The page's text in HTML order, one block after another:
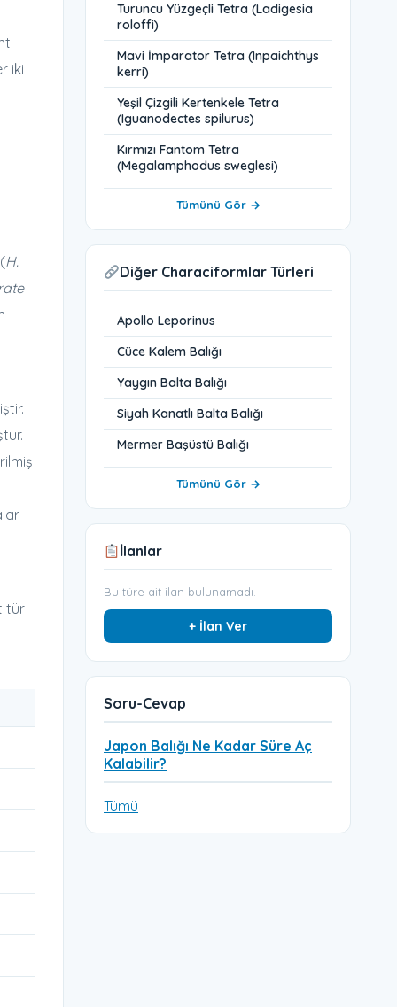
iki
H.
tür
Turuncu Yüzgeçli Tetra (Ladigesia
roloffi)
Mavi İmparator Tetra (Inpaichthys
kerri)
Yeşil Çizgili Kertenkele Tetra
(Iguanodectes spilurus)
Kırmızı Fantom Tetra
(Megalamphodus sweglesi)
Tümünü Gör →
Diğer Characiformlar Türleri
Apollo Leporinus
Cüce Kalem Balığı
Yaygın Balta Balığı
Siyah Kanatlı Balta Balığı
Mermer Başüstü Balığı
Tümünü Gör →
İlanlar
Bu türe ait ilan bulunamadı.
+ İlan Ver
Soru-Cevap
Japon Balığı Ne Kadar Süre Aç
Kalabilir?
Tümü